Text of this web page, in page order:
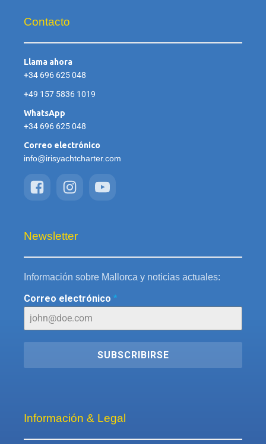
Contacto
Llama ahora
+34 696 625 048
+49 157 5836 1019
WhatsApp
+34 696 625 048
Correo electrónico
info@irisyachtcharter.com
Newsletter
Información sobre Mallorca y noticias actuales:
Correo electrónico *
SUBSCRIBIRSE
Información & Legal